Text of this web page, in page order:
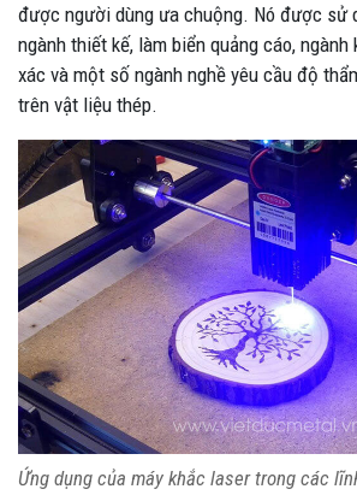
được người dùng ưa chuộng. Nó được sử
ngành thiết kế, làm biển quảng cáo,
xác và một số ngành nghề yêu cầu độ
trên vật liệu thép.
Ứng dụng của máy khắc laser trong các